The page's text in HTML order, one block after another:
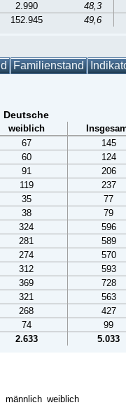
2.990
48,3
152.945 49,6
Familienstand
Deutsche
weiblich
67
145
60
124
91
206
119
237
35
77
38
79
324
596
281
589
274
570
312
593
369
728
321
563
268
427
74
99
2.633 5.033
männlich weiblich